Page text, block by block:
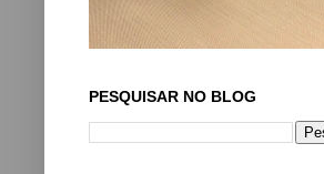
PESQUISAR NO BLOG